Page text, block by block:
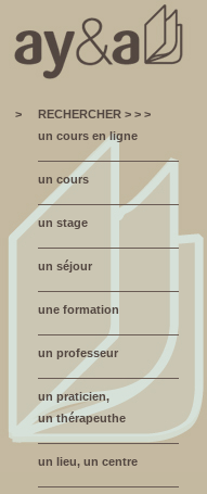
>
RECHERCHER > > >
un cours en ligne
un cours
un stage
un séjour
une formation
un professeur
un praticien,
un thérapeuthe
un lieu, un centre